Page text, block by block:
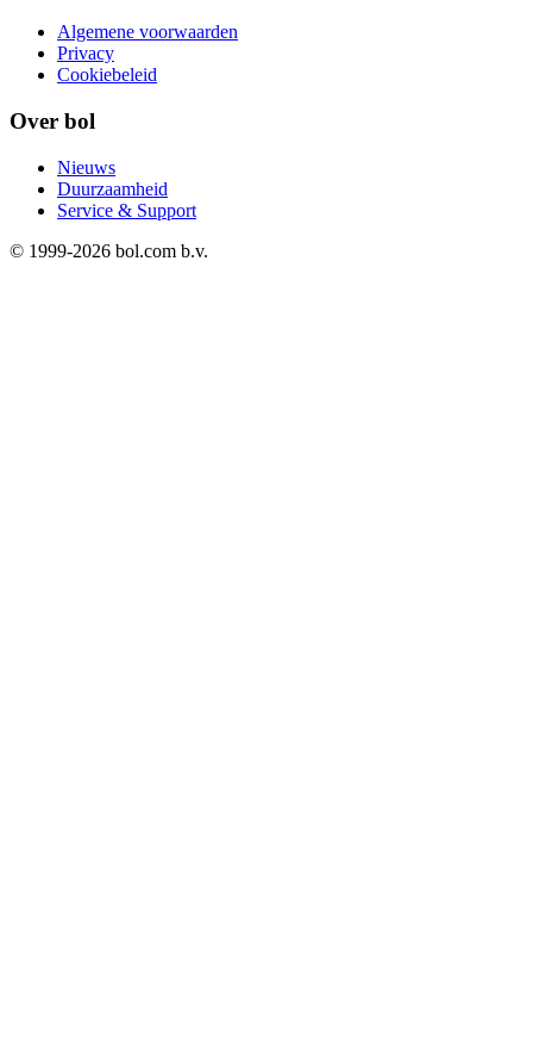
Algemene voorwaarden
Privacy
Cookiebeleid
Over bol
Nieuws
Duurzaamheid
Service & Support
© 1999-2026 bol.com b.v.